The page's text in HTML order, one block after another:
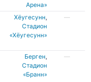
Арена»
Хёугесунн,
Cтадион
«Хёугесунн»
—
Берген,
Стадион
«Бранн»
—